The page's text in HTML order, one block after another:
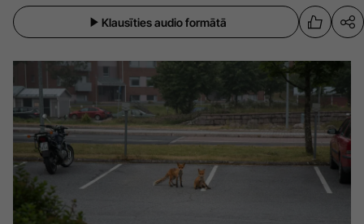
Sports
Drošība
Pasākumi
Pierīga
Ādaži
Ķekava
Mārupe
Projekti
Mediju atbalsta fonds
Zivju fonds
Klausīties audio formātā